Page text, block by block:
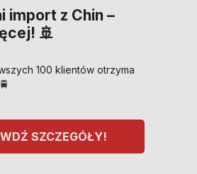
import z Chin –
🚢
100 klientów otrzyma
🚆
SZCZEGÓŁY!